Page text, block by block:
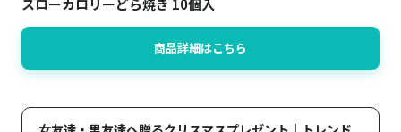
スローカロリーどら焼き 10個入
商品詳細はこちら